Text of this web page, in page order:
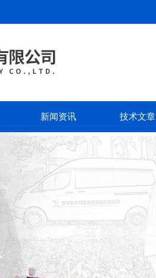
新闻资讯 技术文章